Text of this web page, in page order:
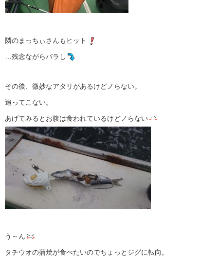
隣のまっちぃさんもヒット
…残念ながらバラし
その後、微妙なアタリがあるけどノらない。
追ってこない。
あげてみるとお腹は食われているけどノらない
う～ん
タチウオの蒲焼が食べたいのでちょっとジグに転向。